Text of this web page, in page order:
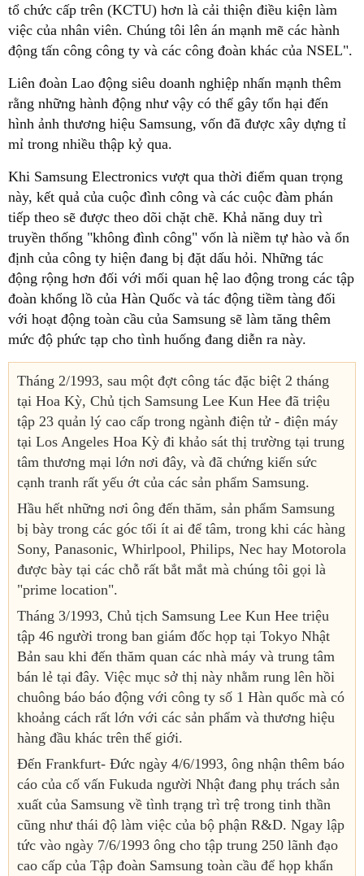
tổ chức cấp trên (KCTU) hơn là cải thiện điều kiện làm
việc của nhân viên. Chúng tôi lên án mạnh mẽ các hành
động tấn công công ty và các công đoàn khác của NSEL".
Liên đoàn Lao động siêu doanh nghiệp nhấn mạnh thêm
rằng những hành động như vậy có thể gây tổn hại đến
hình ảnh thương hiệu Samsung, vốn đã được xây dựng tỉ
mỉ trong nhiều thập kỷ qua.
Khi Samsung Electronics vượt qua thời điểm quan trọng
này, kết quả của cuộc đình công và các cuộc đàm phán
tiếp theo sẽ được theo dõi chặt chẽ. Khả năng duy trì
truyền thống "không đình công" vốn là niềm tự hào và ổn
định của công ty hiện đang bị đặt dấu hỏi. Những tác
động rộng hơn đối với mối quan hệ lao động trong các tập
đoàn khổng lồ của Hàn Quốc và tác động tiềm tàng đối
với hoạt động toàn cầu của Samsung sẽ làm tăng thêm
mức độ phức tạp cho tình huống đang diễn ra này.
Tháng 2/1993, sau một đợt công tác đặc biệt 2 tháng
tại Hoa Kỳ, Chủ tịch Samsung Lee Kun Hee đã triệu
tập 23 quản lý cao cấp trong ngành điện tử - điện máy
tại Los Angeles Hoa Kỳ đi khảo sát thị trường tại trung
tâm thương mại lớn nơi đây, và đã chứng kiến sức
cạnh tranh rất yếu ớt của các sản phẩm Samsung.
Hầu hết những nơi ông đến thăm, sản phẩm Samsung
bị bày trong các góc tối ít ai để tâm, trong khi các hàng
Sony, Panasonic, Whirlpool, Philips, Nec hay Motorola
được bày tại các chỗ rất bắt mắt mà chúng tôi gọi là
"prime location".
Tháng 3/1993, Chủ tịch Samsung Lee Kun Hee triệu
tập 46 người trong ban giám đốc họp tại Tokyo Nhật
Bản sau khi đến thăm quan các nhà máy và trung tâm
bán lẻ tại đây. Việc mục sở thị này nhằm rung lên hồi
chuông báo báo động với công ty số 1 Hàn quốc mà có
khoảng cách rất lớn với các sản phẩm và thương hiệu
hàng đầu khác trên thế giới.
Đến Frankfurt- Đức ngày 4/6/1993, ông nhận thêm báo
cáo của cố vấn Fukuda người Nhật đang phụ trách sản
xuất của Samsung về tình trạng trì trệ trong tinh thần
cũng như thái độ làm việc của bộ phận R&D. Ngay lập
tức vào ngày 7/6/1993 ông cho tập trung 250 lãnh đạo
cao cấp của Tập đoàn Samsung toàn cầu để họp khẩn